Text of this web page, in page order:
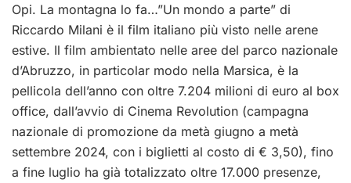
Opi. La montagna lo fa…”Un mondo a parte” di
Riccardo Milani è il film italiano più visto nelle arene
estive. Il film ambientato nelle aree del parco nazionale
d’Abruzzo, in particolar modo nella Marsica, è la
pellicola dell’anno con oltre 7.204 milioni di euro al box
office, dall’avvio di Cinema Revolution (campagna
nazionale di promozione da metà giugno a metà
settembre 2024, con i biglietti al costo di € 3,50), fino
a fine luglio ha già totalizzato oltre 17.000 presenze,